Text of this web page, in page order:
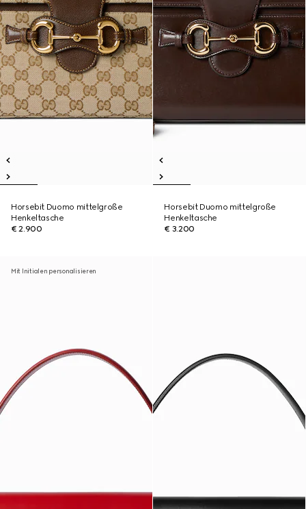
Horsebit Duomo mittelgroße
Henkeltasche
€ 2.900
Horsebit Duomo mittelgroße
Henkeltasche
€ 3.200
Mit Initialen personalisieren